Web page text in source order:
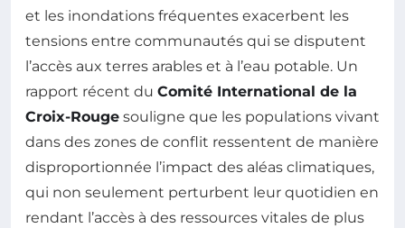
et les inondations fréquentes exacerbent les
tensions entre communautés qui se disputent
l’accès aux terres arables et à l’eau potable. Un
rapport récent du Comité International de la
Croix-Rouge souligne que les populations vivant
dans des zones de conflit ressentent de manière
disproportionnée l’impact des aléas climatiques,
qui non seulement perturbent leur quotidien en
rendant l’accès à des ressources vitales de plus